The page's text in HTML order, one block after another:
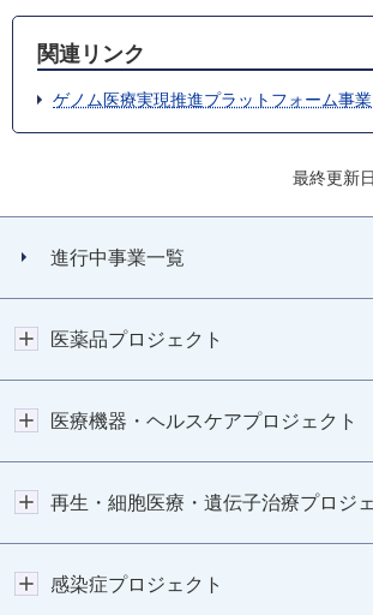
関連リンク
ゲノム医療実現推進プラットフォーム事業
最終更新
進行中事業一覧
医薬品プロジェクト
医療機器・ヘルスケアプロジェクト
再生・細胞医療・遺伝子治療プロジ
感染症プロジェクト